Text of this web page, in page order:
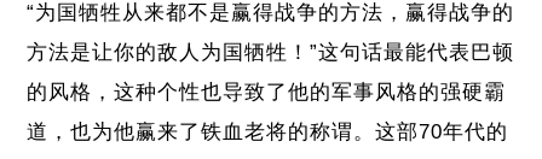
“为国牺牲从来都不是赢得战争的方法，赢得战争的
方法是让你的敌人为国牺牲！”这句话最能代表巴顿
的风格，这种个性也导致了他的军事风格的强硬霸
道，也为他赢来了铁血老将的称谓。这部70年代的